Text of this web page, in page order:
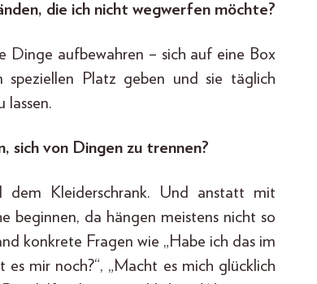
die ich nicht wegwerfen möchte?
aufbewahren – sich auf eine Box
speziellen Platz geben und sie täglich
lassen.
sich von Dingen zu trennen?
dem Kleiderschrank. Und anstatt mit
beginnen, da hängen meistens nicht so
konkrete Fragen wie „Habe ich das im
es mir noch?“, „Macht es mich glücklich